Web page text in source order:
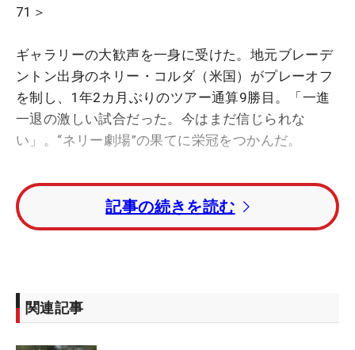
71＞
ギャラリーの大歓声を一身に受けた。地元ブレーデ
ントン出身のネリー・コルダ（米国）がプレーオフ
を制し、1年2カ月ぶりのツアー通算9勝目。「一進
一退の激しい試合だった。今はまだ信じられな
い」。“ネリー劇場”の果てに栄冠をつかんだ。
コースにいた誰もが、『ネリーの優勝はない』と思
ったかもしれない。1つ落として迎えた後半14番か
らボギー、ダブルボギー、ボギーを喫し、なんと3
（ニュージーランド）とは3打のビハインドを負っ
た。
記事の続きを読む
関連記事